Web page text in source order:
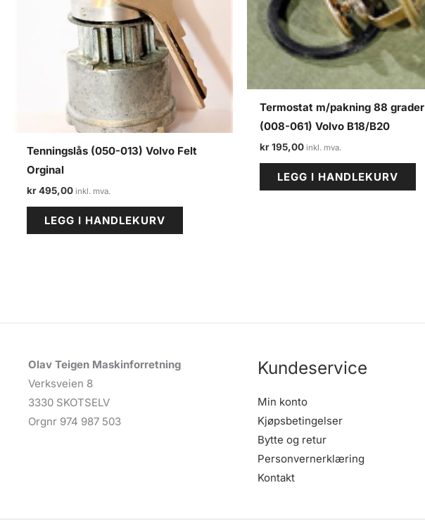
Tenningslås (050-013) Volvo Felt
Orginal
kr495,00
LEGG I HANDLEKURV
Termostat m/pakning 88 grader
(008-061) Volvo B18/B20
kr195,00
LEGG I HANDLEKURV
Olav Teigen Maskinforretning
Verksveien 8
3330 SKOTSELV
Orgnr 974 987 503
Kundeservice
Min konto
Kjøpsbetingelser
Bytte og retur
Personvernerklæring
Kontakt